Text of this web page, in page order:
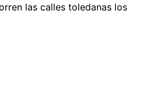
las calles toledanas los